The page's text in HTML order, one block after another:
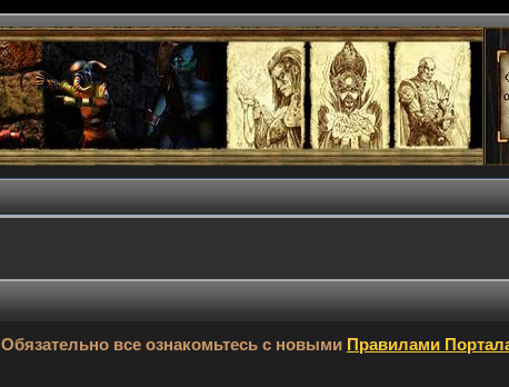
Обязательно все ознакомьтесь с новыми Правилами